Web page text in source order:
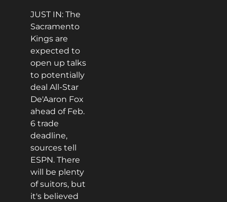
JUST IN: The
Sacramento
Kings are
expected to
open up talks
to potentially
deal All-Star
De'Aaron Fox
ahead of Feb.
6 trade
deadline,
sources tell
ESPN. There
will be plenty
of suitors, but
it's believed